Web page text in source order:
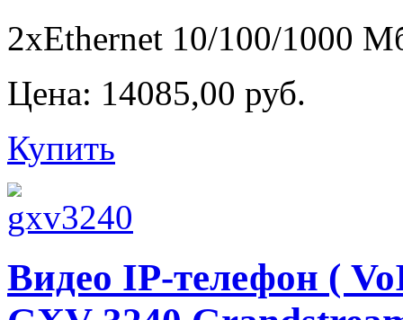
2xEthernet 10/100/1000
Цена: 14085,00 руб.
Купить
Видео IP-телефон (